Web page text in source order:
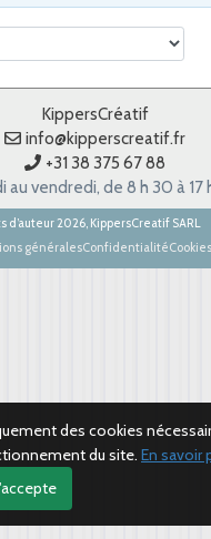
KippersCréatif
info@kipperscreatif.fr
+31 38 375 67 88
au vendredi, de 8 h 30 à 17
d’auteur 2026, KippersCreatif SARL
généralesConfidentialitéCookies
des cookies
du site. En savoir